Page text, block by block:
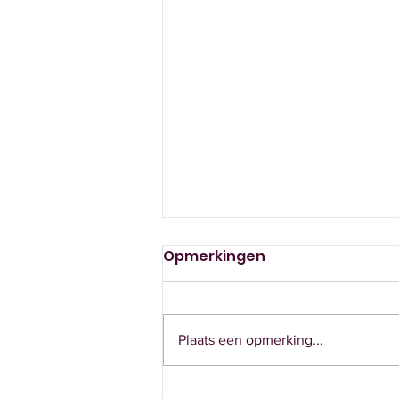
DOCU-ALERT 663
Opmerkingen
Plaats een opmerking...